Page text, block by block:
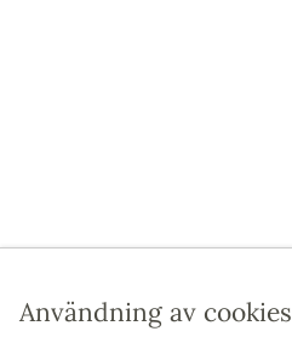
Användning av cookies